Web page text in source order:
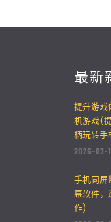
最新
提升游戏
机游戏(
柄玩转手
2026-02-
手机同
幕软件，
作)